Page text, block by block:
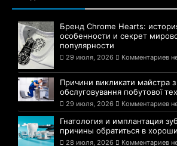
Бренд Chrome Hearts:
особенности и секрет
популярности
29 июля, 2026 Комментариев
Причини викликати майстра
обслуговування побутової
29 июля, 2026 Комментариев
Гнатология и имплантация
причины обратиться в
28 июля, 2026 Комментариев нет